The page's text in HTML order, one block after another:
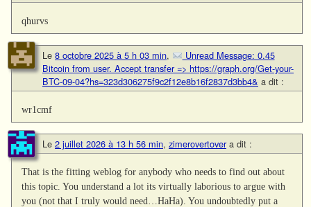
qhurvs
Le 8 octobre 2025 à 5 h 03 min,
Unread Message: 0.45
Bitcoin from user. Accept transfer => https://graph.org/Get-your-
BTC-09-04?hs=323d306275f9c2f12e8b16f2837d3bb4& a dit :
wr1cmf
Le 2 juillet 2026 à 13 h 56 min, zimerovertover a dit :
That is the fitting weblog for anybody who needs to find out about
this topic. You understand a lot its virtually laborious to argue with
you (not that I truly would need…HaHa). You undoubtedly put a